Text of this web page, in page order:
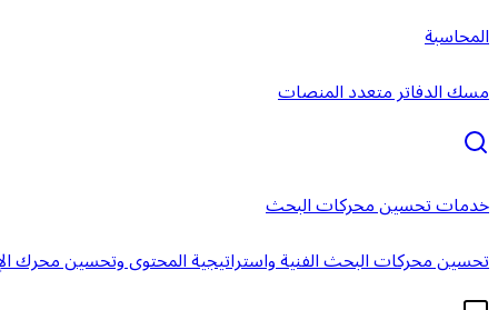
المحاسبة
مسك الدفاتر متعدد المنصات
خدمات تحسين محركات البحث
تحسين محركات البحث الفنية واستراتيجية المحتوى وتحسين محرك